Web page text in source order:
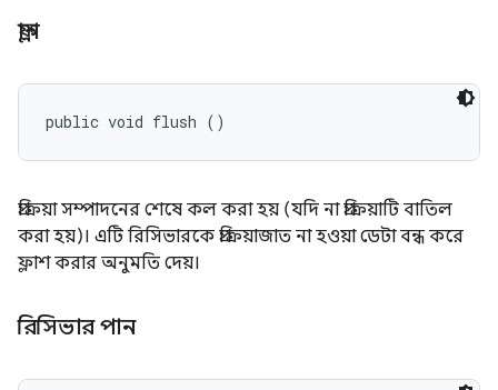
ফ্লাশ
public void flush ()
প্রক্রিয়া সম্পাদনের শেষে কল করা হয় (যদি না প্রক্রিয়াটি বাতিল
করা হয়)। এটি রিসিভারকে প্রক্রিয়াজাত না হওয়া ডেটা বন্ধ করে
ফ্লাশ করার অনুমতি দেয়।
রিসিভার পান